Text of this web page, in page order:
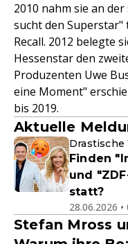
2010 nahm sie an
sucht den Superstar"
Recall. 2012 belegte
Hessenstar den
Produzenten Uwe
eine Moment"
bis 2019.
Aktuelle
Drastische
Finden
und
statt?
28.06.2026
Stefan Mross